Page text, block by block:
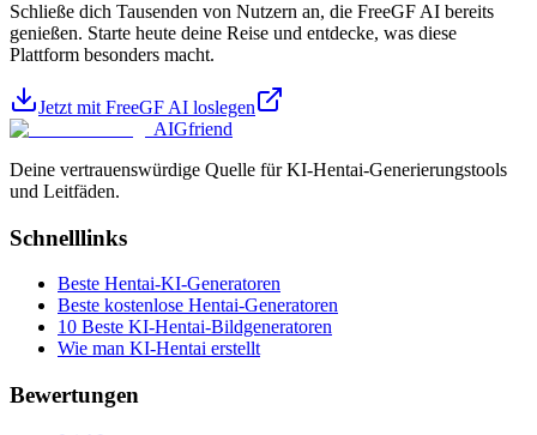
Schließe dich Tausenden von Nutzern an, die FreeGF AI bereits
genießen. Starte heute deine Reise und entdecke, was diese
Plattform besonders macht.
Jetzt mit FreeGF AI loslegen
AIGfriend
Deine vertrauenswürdige Quelle für KI-Hentai-Generierungstools
und Leitfäden.
Schnelllinks
Beste Hentai-KI-Generatoren
Beste kostenlose Hentai-Generatoren
10 Beste KI-Hentai-Bildgeneratoren
Wie man KI-Hentai erstellt
Bewertungen